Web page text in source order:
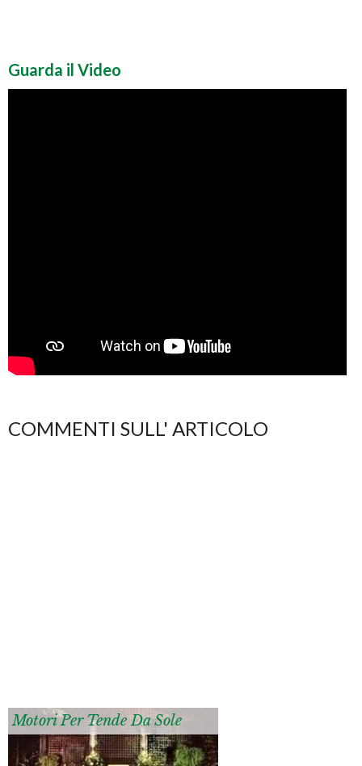
Guarda il Video
COMMENTI SULL' ARTICOLO
Motori Per Tende Da Sole